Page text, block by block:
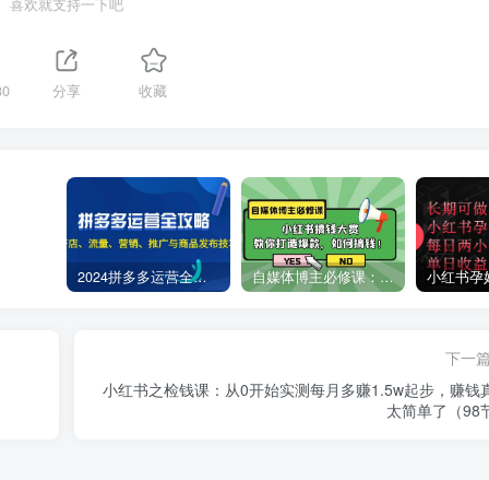
喜欢就支持一下吧
分享 收藏
2024拼多多运营全攻略：开店、流量、营销、推广与商品发布技巧（无水印） 自媒体博主必修课：小红书搞钱大赏，教你打造爆款，如何搞钱（11节课）
下一篇
小红书之检钱课：从0开始实测每月多赚1.5w起步，赚钱
太简单了（98